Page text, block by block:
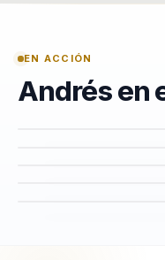
EN ACCIÓN
Andrés en